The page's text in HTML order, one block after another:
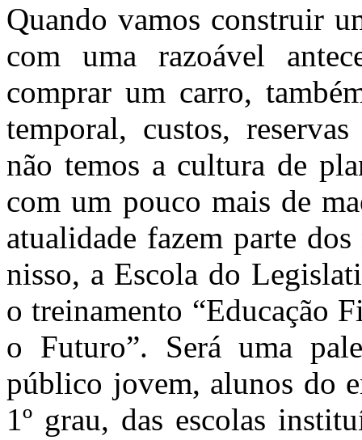
Quando vamos construir
com uma razoável
comprar um carro,
temporal, custos,
não temos a cultura de
com um pouco mais de
atualidade fazem parte dos
nisso, a Escola do
o treinamento “Educação
o Futuro”. Será uma
público jovem, alunos do
1º grau, das escolas